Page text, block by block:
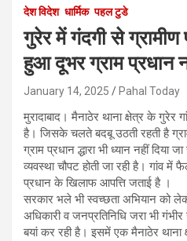
देश विदेश धार्मिक पहल टुडे
गुरेर में गंदगी से
हुआ दूभर ग्राम प्रधान
January 14, 2025 Pahal Today
मुरादाबाद। मैनाठेर थाना क्षेत्र के गुरेर
है। जिसके चलते बदबू उठती रहती है
ग्राम प्रधान द्धारा भी ध्यान नहीं
व्यवस्था चौपट होती जा रही है। गांव में
प्रधान के खिलाफ आपत्ति जताई है ।
सरकार भले भी स्वच्छता अभियान को
अधिकारी व जनप्रतिनिधि जरा भी
बयां कर रही है। इसमें एक मैनाठेर थाना